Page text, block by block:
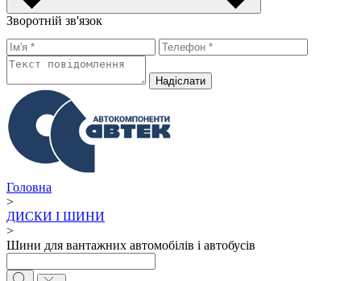
Зворотній зв'язок
Надiслати
Головна
>
ДИСКИ І ШИНИ
>
Шини для вантажних автомобілів і автобусів